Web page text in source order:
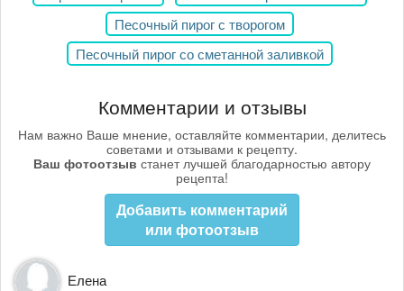
Песочный пирог с творогом
Песочный пирог со сметанной заливкой
Комментарии и отзывы
Нам важно Ваше мнение, оставляйте комментарии, делитесь
советами и отзывами к рецепту.
Ваш фотоотзыв станет лучшей благодарностью автору
рецепта!
Добавить комментарий
или фотоотзыв
Елена